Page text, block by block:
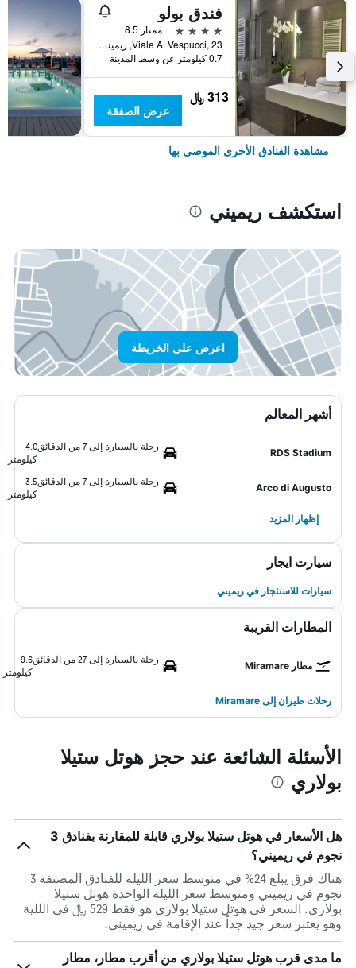
فندق بولو
4 نجوم
ممتاز 8.5
Viale A. Vespucci, 23, ريميني, مقاطعة ريميني, إيطاليا
0.7 كيلومتر عن وسط المدينة
313 ﷼
عرض الصفقة
مشاهدة الفنادق الأخرى الموصى بها
استكشف ريميني
اعرض على الخريطة
أشهر المعالم
RDS Stadium
رحلة بالسيارة إلى 7 من الدقائق
4.0
كيلومتر
Arco di Augusto
رحلة بالسيارة إلى 7 من الدقائق
3.5
كيلومتر
إظهار المزيد
سيارت ايجار
سيارات للاستئجار في ريميني
المطارات القريبة
مطار Miramare
رحلة بالسيارة إلى 27 من الدقائق
9.6
كيلومتر
رحلات طيران إلى Miramare
الأسئلة الشائعة عند حجز هوتل ستيلا
بولاري
هل الأسعار في هوتل ستيلا بولاري قابلة للمقارنة بفنادق 3
نجوم في ريميني؟
هناك فرق يبلغ 24% في متوسط ​​سعر الليلة للفنادق المصنفة 3
نجوم في ريميني ومتوسط ​​سعر الليلة الواحدة هوتل ستيلا
بولاري. السعر في هوتل ستيلا بولاري هو فقط 529 ﷼ في الللية
وهو يعتبر سعر جيد جداً عند الإقامة في ريميني.
ما مدى قرب هوتل ستيلا بولاري من أقرب مطار، مطار